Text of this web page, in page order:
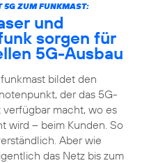
5G ZUM FUNKMAST:
und
sorgen für
5G-Ausbau
bildet den
der das 5G-
verfügbar macht, wo es
wird – beim Kunden. So
Aber wie
das Netz bis zum